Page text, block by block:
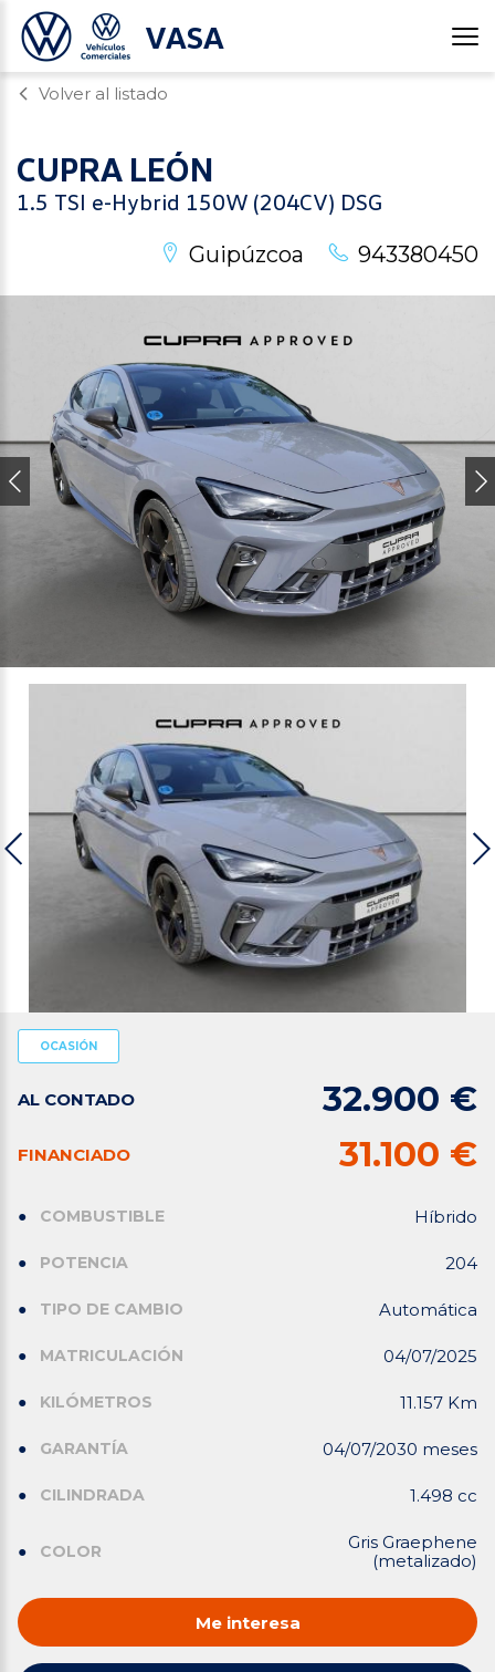
VASA
Volver al listado
CUPRA LEÓN
1.5 TSI e-Hybrid 150W (204CV) DSG
Guipúzcoa
943380450
OCASIÓN
AL CONTADO 32.900 €
FINANCIADO 31.100 €
COMBUSTIBLE Híbrido
POTENCIA 204
TIPO DE CAMBIO Automática
MATRICULACIÓN 04/07/2025
KILÓMETROS 11.157 Km
GARANTÍA 04/07/2030 meses
CILINDRADA 1.498 cc
COLOR
Gris Graephene
(metalizado)
Me interesa